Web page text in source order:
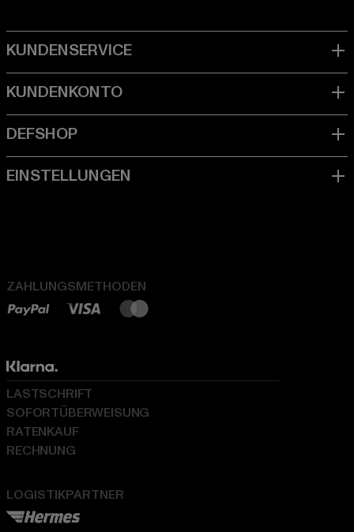
ZAHLUNGSMETHODEN
LOGISTIKPARTNER
LASTSCHRIFT
SOFORTÜBERWEISUNG
RATENKAUF
RECHNUNG